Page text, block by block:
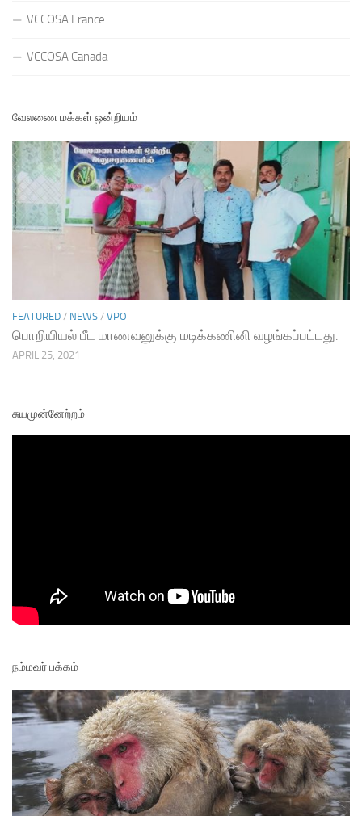
VCCOSA France
VCCOSA Canada
வேலணை மக்கள் ஒன்றியம்
FEATURED / NEWS / VPO
பொறியியல் பீட மாணவனுக்கு மடிக்கணினி வழங்கப்பட்டது.
APRIL 25, 2021
சுயமுன்னேற்றம்
நம்மவர் பக்கம்